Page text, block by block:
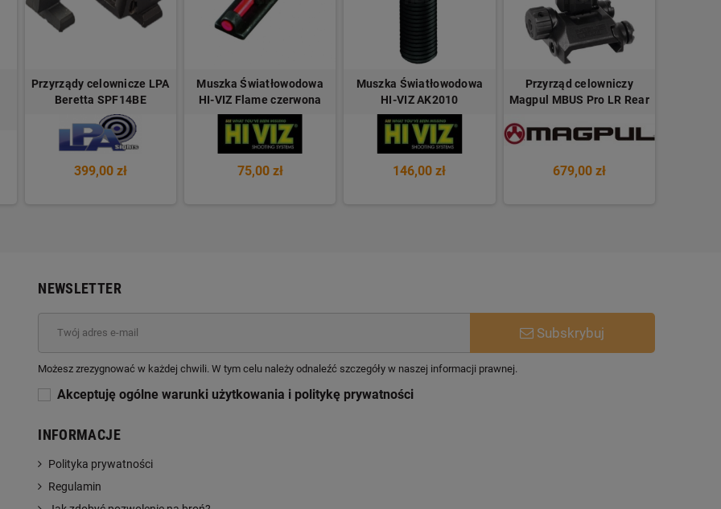
Przyrządy celownicze LPA
Beretta SPF14BE
399,00 zł
Muszka Światłowodowa
HI-VIZ Flame czerwona
75,00 zł
Muszka Światłowodowa
HI-VIZ AK2010
146,00 zł
Przyrząd celowniczy
Magpul MBUS Pro LR Rear
679,00 zł
NEWSLETTER
Subskrybuj
Możesz zrezygnować w każdej chwili. W tym celu należy odnaleźć szczegóły w naszej informacji prawnej.
Akceptuję ogólne warunki użytkowania i politykę prywatności
INFORMACJE
Polityka prywatności
Regulamin